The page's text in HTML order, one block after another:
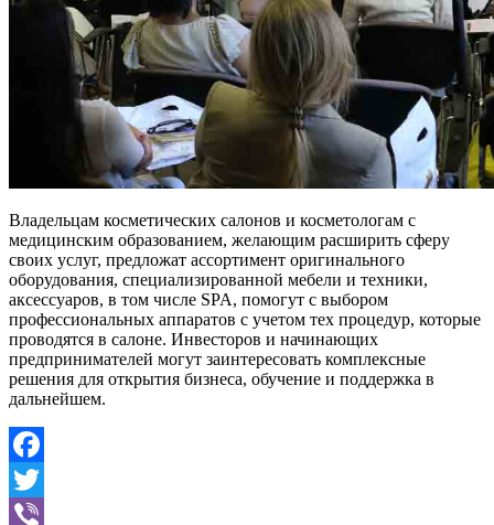
Владельцам косметических салонов и косметологам с
медицинским образованием, желающим расширить сферу
своих услуг, предложат ассортимент оригинального
оборудования, специализированной мебели и техники,
аксессуаров, в том числе SPA, помогут с выбором
профессиональных аппаратов с учетом тех процедур, которые
проводятся в салоне. Инвесторов и начинающих
предпринимателей могут заинтересовать комплексные
решения для открытия бизнеса, обучение и поддержка в
дальнейшем.
Facebook
Twitter